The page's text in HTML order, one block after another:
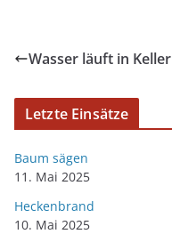
Wasser läuft in Keller
Letzte Einsätze
Baum sägen
11. Mai 2025
Heckenbrand
10. Mai 2025